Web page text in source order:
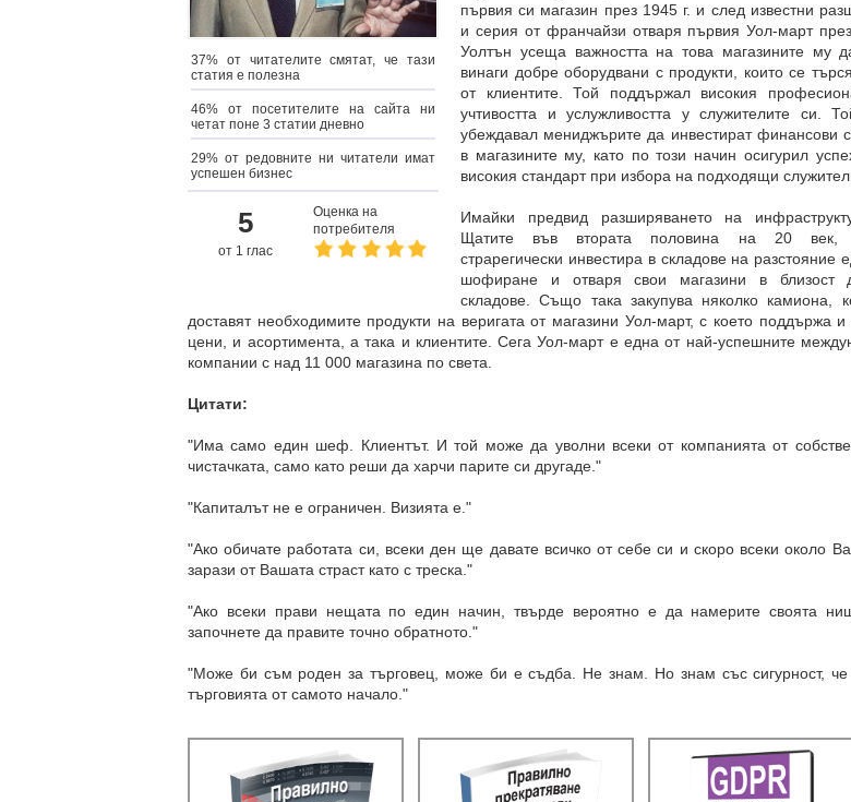
37% от читателите смятат, че тази
статия е полезна
46% от посетителите на сайта ни
четат поне 3 статии дневно
29% от редовните ни читатели имат
успешен бизнес
5
от 1 глас
Оценка на
потребителя
първия си магазин през 1945 г. и след известни
и серия от франчайзи отваря първия Уол-март
Уолтън усеща важността на това магазините му
винаги добре оборудвани с продукти, които се
от клиентите. Той поддържал високия
учтивостта и услужливостта у служителите си.
убеждавал мениджърите да инвестират финансови
в магазините му, като по този начин осигурил
високия стандарт при избора на подходящи
Имайки предвид разширяването на
Щатите във втората половина на 20 век,
страрегически инвестира в складове на разстояние
шофиране и отваря свои магазини в близост
складове. Също така закупува няколко камиона,
доставят необходимите продукти на веригата от магазини Уол-март, с което поддържа и
цени, и асортимента, а така и клиентите. Сега Уол-март е една от най-успешните
компании с над 11 000 магазина по света.
Цитати:
"Има само един шеф. Клиентът. И той може да уволни всеки от компанията от
чистачката, само като реши да харчи парите си другаде."
"Капиталът не е ограничен. Визията е."
"Ако обичате работата си, всеки ден ще давате всичко от себе си и скоро всеки около
зарази от Вашата страст като с треска."
"Ако всеки прави нещата по един начин, твърде вероятно е да намерите своята
започнете да правите точно обратното."
"Може би съм роден за търговец, може би е съдба. Не знам. Но знам със сигурност,
търговията от самото начало."